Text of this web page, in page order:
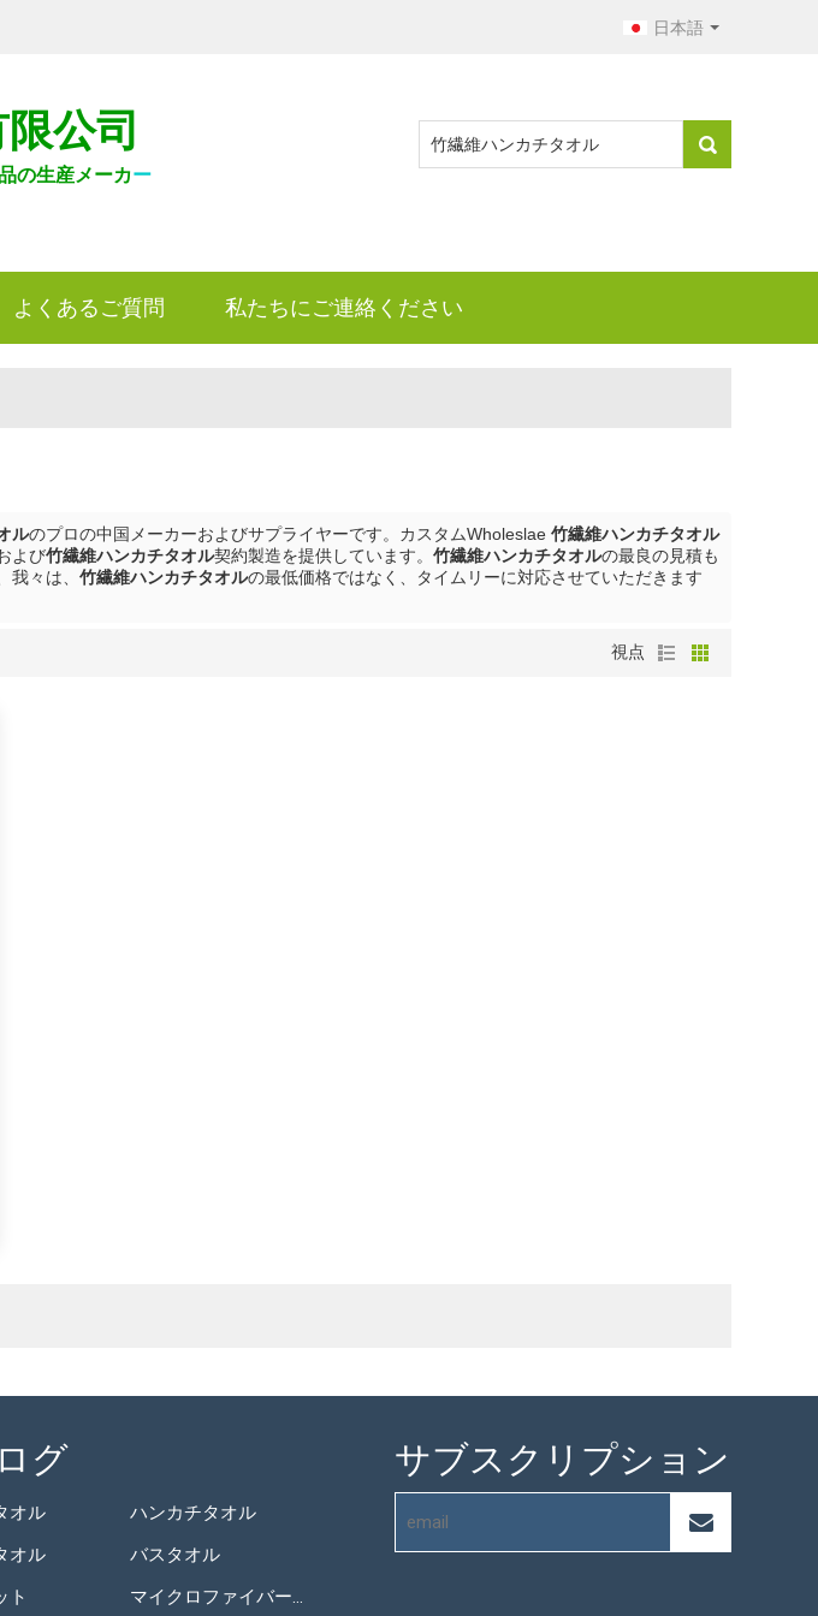
日本語
公司
の生産メーカー
よくあるご質問 私たちにご連絡ください
ルのプロの中国メーカーおよびサプライヤーです。カスタムWholeslae 竹繊維ハンカチタオル
よび竹繊維ハンカチタオル契約製造を提供しています。 竹繊維ハンカチタオルの最良の見積も
我々は、 竹繊維ハンカチタオルの最低価格ではなく、タイムリーに対応させていただきます
視点
グ
オル
ハンカチタオル
オル
バスタオル
ト
マイクロファイバータオル
サブスクリプション